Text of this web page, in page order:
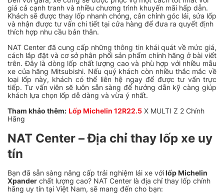
giá cả cạnh tranh và nhiều chương trình khuyến mãi hấp dẫn.
Khách sẽ được thay lốp nhanh chóng, cân chỉnh góc lái, sửa lốp
và nhận được tư vấn chi tiết tại cửa hàng để đưa ra quyết định
thích hợp nhu cầu bản thân.
NAT Center đã cung cấp những thông tin khái quát về mức giá,
cách lắp đặt và cơ sở phân phối sản phẩm chính hãng ở bài viết
trên. Đây là dòng lốp chất lượng cao và phù hợp với nhiều mẫu
xe của hãng Mitsubishi. Nếu quý khách còn nhiều thắc mắc về
loại lốp này, khách có thể liên hệ ngay để được tư vấn trực
tiếp. Tư vấn viên sẽ luôn sẵn sàng để hướng dẫn kỹ càng giúp
khách lựa chọn lốp dễ dàng và vừa ý nhất.
Tham khảo thêm: Lốp Michelin 12R22.5 X MULTI Z 2 Chính
Hãng
NAT Center – Địa chỉ thay lốp xe uy
tín
Bạn đã sẵn sàng nâng cấp trải nghiệm lái xe vớilốp Michelin
Xpander chất lượng cao? NAT Center là địa chỉ thay lốp chính
hãng uy tín tại Việt Nam, sẽ mang đến cho bạn: